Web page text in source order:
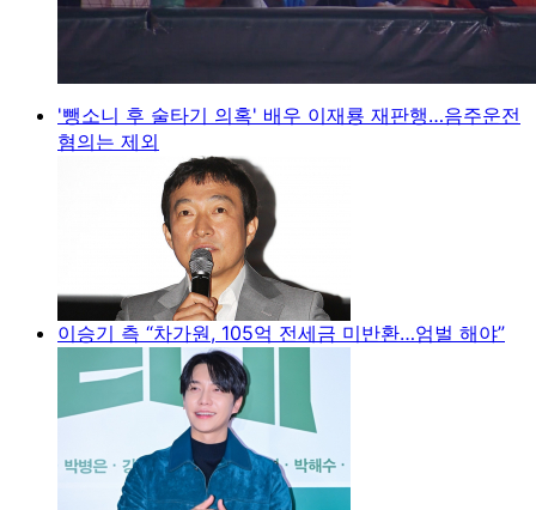
'뺑소니 후 술타기 의혹' 배우 이재룡 재판행…음주운전
혐의는 제외
이승기 측 “차가원, 105억 전세금 미반환…엄벌 해야”